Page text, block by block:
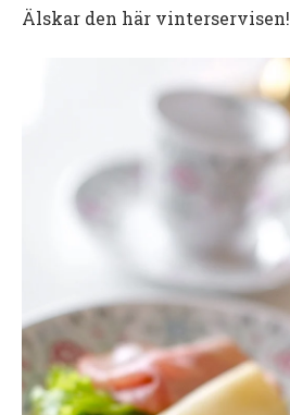
Älskar den här vinterservisen!